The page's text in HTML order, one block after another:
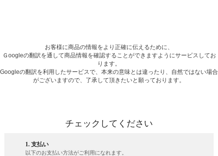
お客様に商品の情報をより正確に伝えるために、
Ｇoogleの翻訳を通して商品情報を確認することができますようにサービスしてお
ります。
Googleの翻訳を利用したサービスで、本来の意味とは違ったり、自然ではない場合
がございますので、了承して頂きたいと願っております。
チェックしてください
1. 支払い
以下のお支払い方法がご利用になれます。